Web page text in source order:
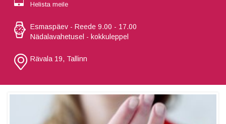
Helista meile
Esmaspäev - Reede 9.00 - 17.00
Nädalavahetusel - kokkuleppel
Rävala 19, Tallinn